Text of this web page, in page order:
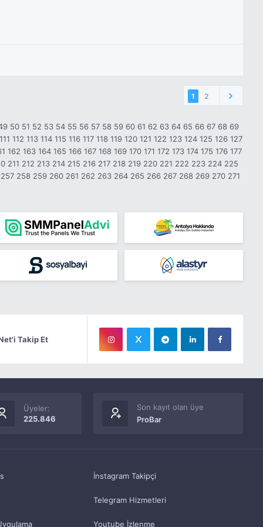
1 2
50 51 52 53 54 55 56 57 58 59 60 61 62 63 64 65 66 67 68 69
111 112 113 114 115 116 117 118 119 120 121 122 123 124 125 126 127
162 163 164 165 166 167 168 169 170 171 172 173 174 175 176 177
211 212 213 214 215 216 217 218 219 220 221 222 223 224 225
257 258 259 260 261 262 263 264 265 266 267 268 269 270 271
Takip Et
Üyeler:
225.846
Son kayıt olan üye
ProBar
İnstagram Takipçi
Telegram Hizmetleri
Youtube İzlenme